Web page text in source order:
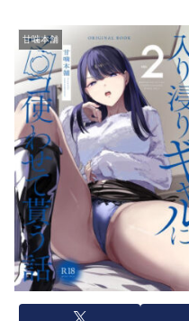
甘噛本舗